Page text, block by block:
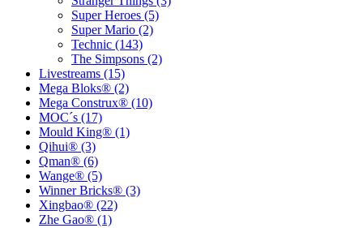
Super Heroes (5)
Super Mario (2)
Technic (143)
The Simpsons (2)
Livestreams (15)
Mega Bloks® (2)
Mega Construx® (10)
MOC´s (17)
Mould King® (1)
Qihui® (3)
Qman® (6)
Wange® (5)
Winner Bricks® (3)
Xingbao® (22)
Zhe Gao® (1)